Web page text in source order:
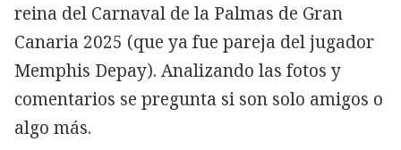
reina del Carnaval de la Palmas de Gran
Canaria 2025 (que ya fue pareja del jugador
Memphis Depay). Analizando las fotos y
comentarios se pregunta si son solo amigos o
algo más.